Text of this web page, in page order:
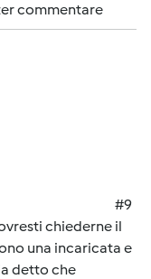
commentare
#9
chiederne il
una incaricata e
detto che